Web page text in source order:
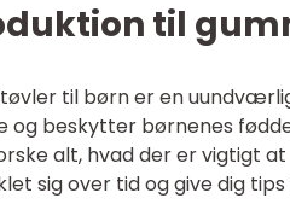
til
til børn er en
og beskytter børnenes
alt, hvad der er vigtigt
sig over tid og give dig